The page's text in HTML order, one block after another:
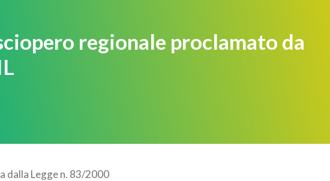
regionale proclamato da
dalla Legge n. 83/2000